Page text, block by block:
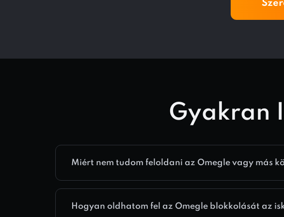
Gyakran
Miért nem tudom feloldani az Omegle vagy más
Hogyan oldhatom fel az Omegle blokkolását az